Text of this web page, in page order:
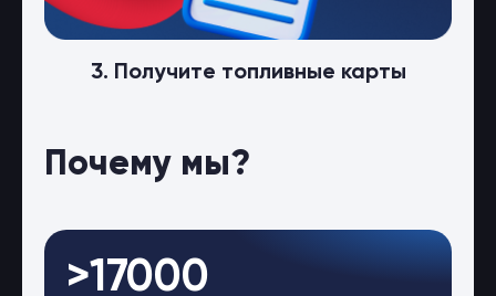
3. Получите топливные карты
Почему мы?
>17000